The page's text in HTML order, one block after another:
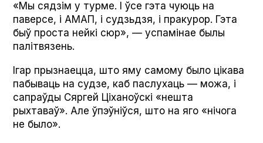
«Мы сядзім у турме. І ўсе гэта чуюць на
паверсе, і АМАП, і судзьдзя, і пракурор. Гэта
быў проста нейкі сюр», — успамінае былы
палітвязень.
Ігар прызнаецца, што яму самому было цікава
пабываць на судзе, каб паслухаць — можа, і
сапраўды Сяргей Ціханоўскі «нешта
рыхтаваў». Але ўпэўніўся, што на яго «нічога
не было».